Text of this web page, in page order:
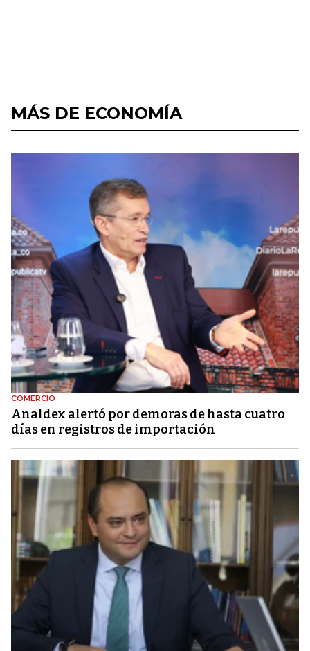
MÁS DE ECONOMÍA
COMERCIO
Analdex alertó por demoras de hasta cuatro
días en registros de importación